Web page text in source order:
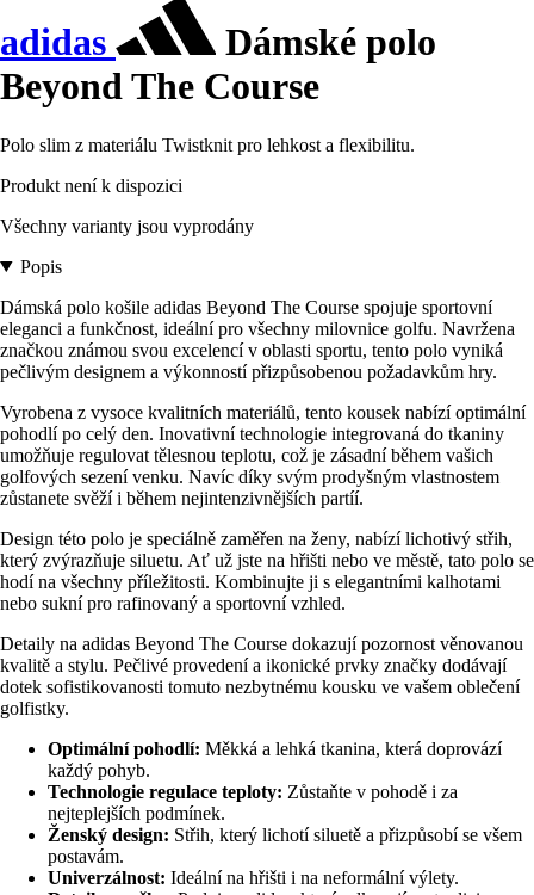
adidas
Dámské polo
Beyond The Course
Polo slim z materiálu Twistknit pro lehkost a flexibilitu.
Produkt není k dispozici
Všechny varianty jsou vyprodány
Popis
Dámská polo košile adidas Beyond The Course spojuje sportovní
eleganci a funkčnost, ideální pro všechny milovnice golfu. Navržena
značkou známou svou excelencí v oblasti sportu, tento polo vyniká
pečlivým designem a výkonností přizpůsobenou požadavkům hry.
Vyrobena z vysoce kvalitních materiálů, tento kousek nabízí optimální
pohodlí po celý den. Inovativní technologie integrovaná do tkaniny
umožňuje regulovat tělesnou teplotu, což je zásadní během vašich
golfových sezení venku. Navíc díky svým prodyšným vlastnostem
zůstanete svěží i během nejintenzivnějších partíí.
Design této polo je speciálně zaměřen na ženy, nabízí lichotivý střih,
který zvýrazňuje siluetu. Ať už jste na hřišti nebo ve městě, tato polo se
hodí na všechny příležitosti. Kombinujte ji s elegantními kalhotami
nebo sukní pro rafinovaný a sportovní vzhled.
Detaily na adidas Beyond The Course dokazují pozornost věnovanou
kvalitě a stylu. Pečlivé provedení a ikonické prvky značky dodávají
dotek sofistikovanosti tomuto nezbytnému kousku ve vašem oblečení
golfistky.
Optimální pohodlí: Měkká a lehká tkanina, která doprovází
každý pohyb.
Technologie regulace teploty: Zůstaňte v pohodě i za
nejteplejších podmínek.
Ženský design: Střih, který lichotí siluetě a přizpůsobí se všem
postavám.
Univerzálnost: Ideální na hřišti i na neformální výlety.